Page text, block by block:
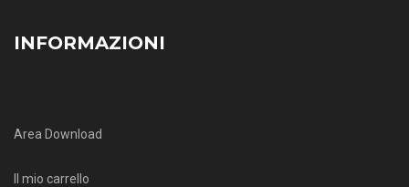
INFORMAZIONI
Area Download
Il mio carrello